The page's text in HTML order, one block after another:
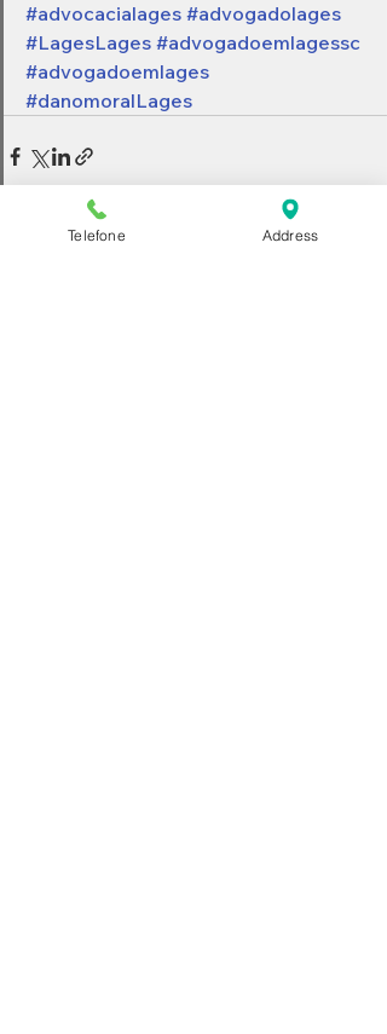
#advocacialages #advogadolages
#LagesLages #advogadoemlagessc
#advogadoemlages
#danomoralLages
Telefone Address